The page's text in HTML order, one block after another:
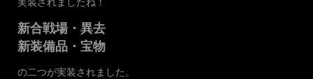
新合戦場・異去
新装備品・宝物
の二つが実装されました。